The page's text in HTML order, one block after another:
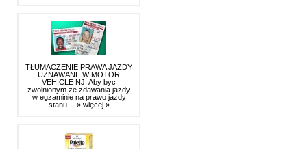
TŁUMACZENIE PRAWA JAZDY
UZNAWANE W MOTOR
VEHICLE NJ. Aby byc
zwolnionym ze zdawania jazdy
w egzaminie na prawo jazdy
stanu… » więcej »